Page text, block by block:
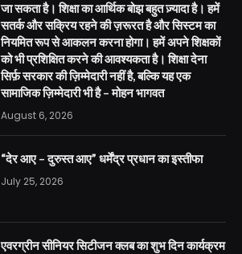
जा सकता है। शिक्षा का आर्थिक बोझ बहुत ज़्यादा है। हमें
सतर्क और सक्रिय रहने की ज़रूरत है और सिस्टम का
नियमित रूप से आकलन करना होगा। हमें अपने शिक्षकों
को भी प्रशिक्षित करने की आवश्यकता है। शिक्षा देना
सिर्फ़ सरकार की ज़िम्मेदारी नहीं है, बल्कि यह एक
सामाजिक ज़िम्मेदारी भी है – मोहन भागवत
August 6, 2026
“देर आए – दुरुस्त आए” धर्मेंद्र प्रधान का इस्तीफा
July 25, 2026
एवरग्रीन सीनियर सिटीजन क्लब का शुभ दिन कार्यक्रम